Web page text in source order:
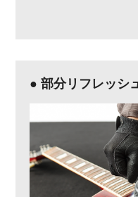
● 部分リフレッシ